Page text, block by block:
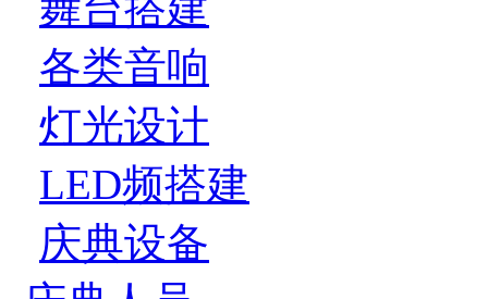
各类音响
灯光设计
LED频搭建
庆典设备